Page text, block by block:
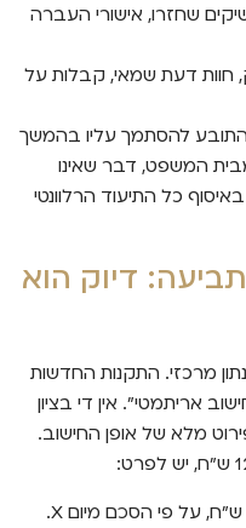
שחזרו, אישורי העברה
חוות דעת שמאי, קבלות על
להסתמך עליו בהמשך
המשפט, דבר שאינו
כל התיעוד הרלוונטי
דיוק הוא
מרכזי. התקנות החדשות
אריתמטי". אין די בציון
מלא של אופן החישוב.